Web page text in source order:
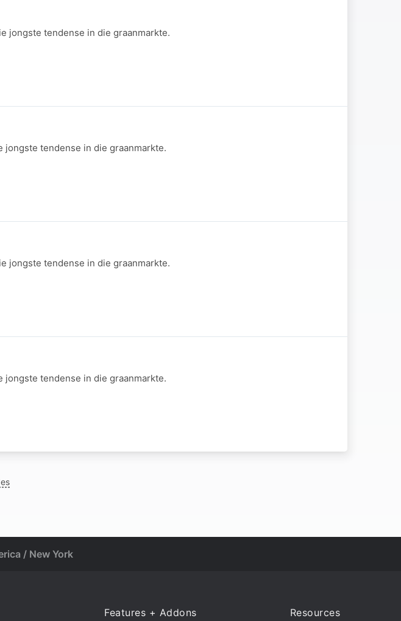
jongste tendense in die graanmarkte.
jongste tendense in die graanmarkte.
jongste tendense in die graanmarkte.
jongste tendense in die graanmarkte.
/ New York
Features + Addons Resources